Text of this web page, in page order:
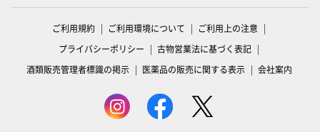
ご利用規約 ご利用環境について
ご利用上の注意
プライバシーポリシー
古物営業法に基づく表記
酒類販売管理者標識の掲示
医薬品の販売に関する表示 会社案内